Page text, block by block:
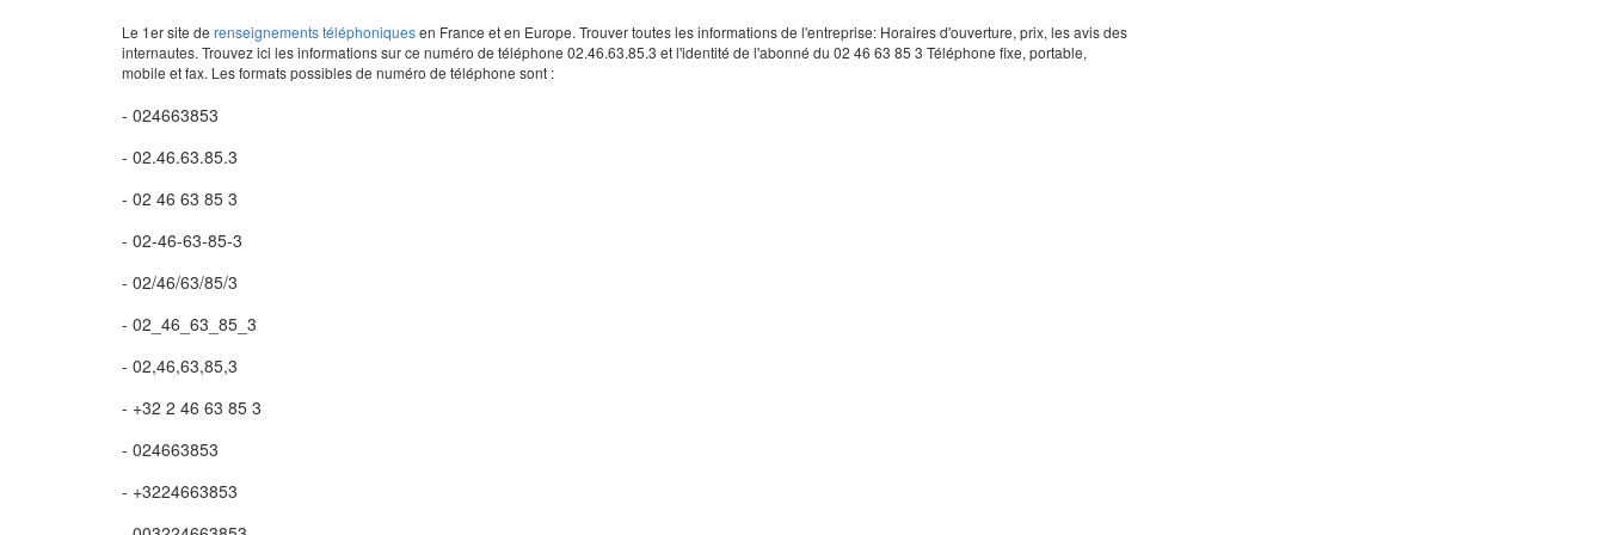
Le 1er site de renseignements téléphoniquesen France et en Europe. Trouver toutes les informations de l'entreprise: Horaires d'ouverture, prix, les avis des
internautes. Trouvez ici les informations sur ce numéro de téléphone 02.46.63.85.3 et l'identité de l'abonné du 02 46 63 85 3 Téléphone fixe, portable,
mobile et fax. Les formats possibles de numéro de téléphone sont :
- 024663853
- 02.46.63.85.3
- 02 46 63 85 3
- 02-46-63-85-3
- 02/46/63/85/3
- 02_46_63_85_3
- 02,46,63,85,3
- +32 2 46 63 85 3
- 024663853
- +3224663853